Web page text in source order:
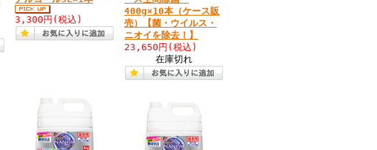
3,300円 (税込)
400g×10本（ケース販
売）【菌・ウイルス・
ニオイを除去！】
23,650円 (税込)
在庫切れ